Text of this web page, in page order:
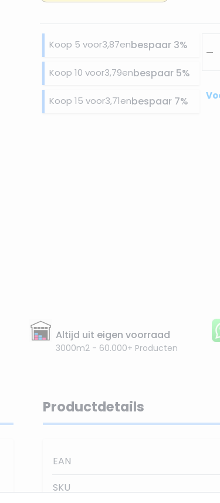
Koop 5 voor3,87enbespaar 3%
Koop 10 voor3,79enbespaar 5%
Koop 15 voor3,71enbespaar 7%
Altijd uit eigen voorraad
3000m2 - 60.000+ Producten
Productdetails
EAN
SKU